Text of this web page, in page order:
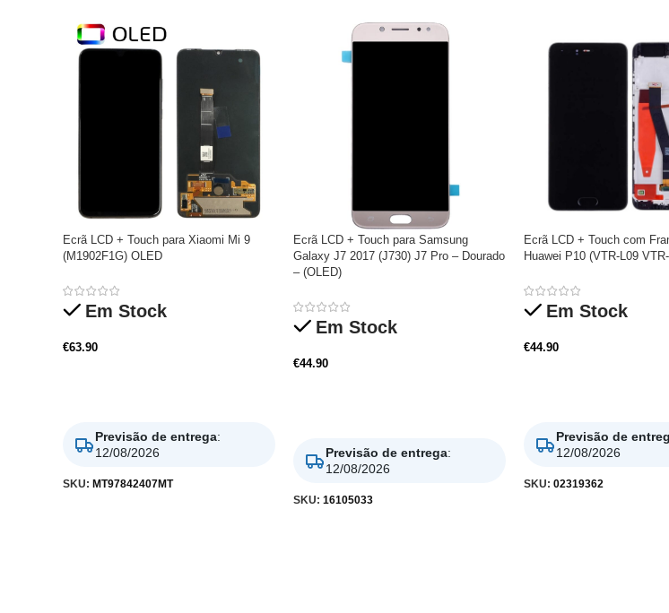
Ecrã LCD + Touch para Xiaomi Mi 9
(M1902F1G) OLED
Em Stock
€63.90
Previsão de entrega:
12/08/2026
SKU: MT97842407MT
Ecrã LCD + Touch para Samsung
Galaxy J7 2017 (J730) J7 Pro – Dourado
– (OLED)
Em Stock
€44.90
Previsão de entrega:
12/08/2026
SKU: 16105033
Ecrã LCD + Touch com
Huawei P10 (VTR-L09
Em Stock
€44.90
Previsão de
12/08/2026
SKU: 02319362